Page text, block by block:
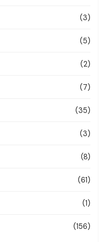
(3)
(5)
(2)
(7)
(35)
(3)
(8)
(61)
(1)
(156)